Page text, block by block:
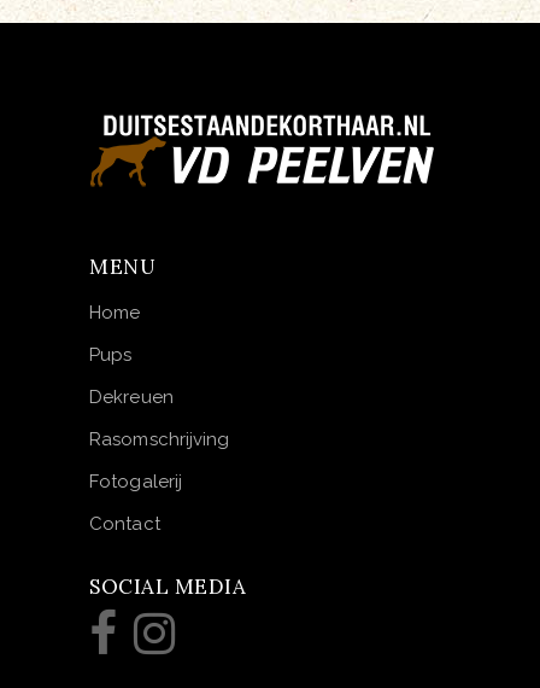
MENU
Home
Pups
Dekreuen
Rasomschrijving
Fotogalerij
Contact
SOCIAL MEDIA